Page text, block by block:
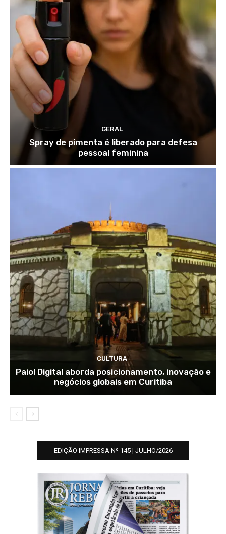
GERAL
Spray de pimenta é liberado para defesa
pessoal feminina
CULTURA
Paiol Digital aborda posicionamento, inovação e
negócios globais em Curitiba
EDIÇÃO IMPRESSA Nº 145 | JULHO/2026